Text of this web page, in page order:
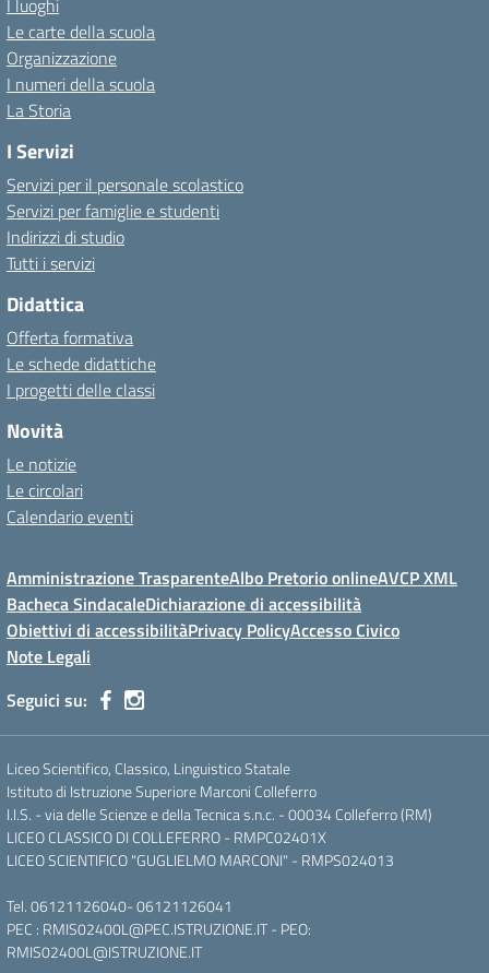
I luoghi
Le carte della scuola
Organizzazione
I numeri della scuola
La Storia
I Servizi
Servizi per il personale scolastico
Servizi per famiglie e studenti
Indirizzi di studio
Tutti i servizi
Didattica
Offerta formativa
Le schede didattiche
I progetti delle classi
Novità
Le notizie
Le circolari
Calendario eventi
Amministrazione TrasparenteAlbo Pretorio onlineAVCP XML
Bacheca SindacaleDichiarazione di accessibilità
Obiettivi di accessibilitàPrivacy PolicyAccesso Civico
Note Legali
Seguici su:
Liceo Scientifico, Classico, Linguistico Statale
Istituto di Istruzione Superiore Marconi Colleferro
I.I.S. - via delle Scienze e della Tecnica s.n.c. - 00034 Colleferro (RM)
LICEO CLASSICO DI COLLEFERRO - RMPC02401X
LICEO SCIENTIFICO "GUGLIELMO MARCONI" - RMPS024013
Tel.06121126040-06121126041
PEC : RMIS02400L@PEC.ISTRUZIONE.IT- PEO:
RMIS02400L@ISTRUZIONE.IT